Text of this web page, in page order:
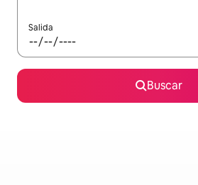
Salida
Buscar